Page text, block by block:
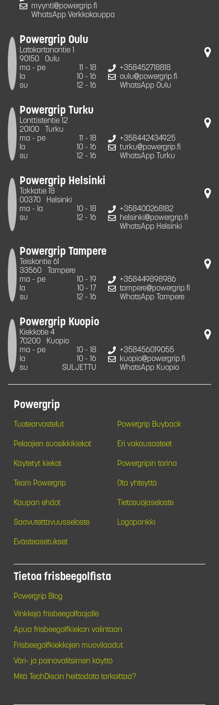
myynti@powergrip.fi
WhatsApp Verkkokauppa
Powergrip Oulu
Latokartanontie 1
90150
Oulu
ma - pe
11 - 18
la
10 - 16
su
12 - 16
+358452718818
oulu@powergrip.fi
WhatsApp Oulu
Powergrip Turku
Lonttistentie 12
20100
Turku
ma - pe
11 - 18
la
10 - 16
su
12 - 16
+358442434925
turku@powergrip.fi
WhatsApp Turku
Powergrip Helsinki
Takkatie 18
00370
Helsinki
ma - la
10 - 18
su
12 - 16
+358400268182
helsinki@powergrip.fi
WhatsApp Helsinki
Powergrip Tampere
Teiskontie 61
33560
Tampere
ma - pe
10 - 19
la
10 - 17
su
12 - 16
+358449898986
tampere@powergrip.fi
WhatsApp Tampere
Powergrip Kuopio
Kiekkotie 4
70200
Kuopio
ma - pe
10 - 18
la
10 - 16
su
SULJETTU
+358456019055
kuopio@powergrip.fi
WhatsApp Kuopio
Powergrip
Tuotearvostelut Powergrip Buyback
Pelaajien suosikkikiekot Eri vakausasteet
Käytetyt kiekot Powergripin tarina
Team Powergrip Ota yhteyttä
Kaupan ehdot Tietosuojaseloste
Saavutettavuusseloste Logopankki
Evästeasetukset
Tietoa frisbeegolfista
Powergrip Blog
Vinkkejä frisbeegolfaajalle
Apua frisbeegolfkiekon valintaan
Frisbeegolfkiekkojen muovilaadut
Väri- ja painovalitsimen käyttö
Mitä TechDiscin heittodata tarkoittaa?